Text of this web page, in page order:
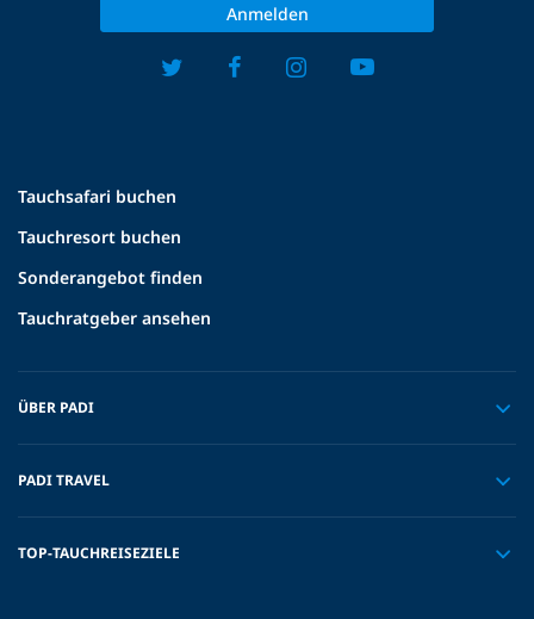
Tauchsafari buchen
Tauchresort buchen
Sonderangebot finden
Tauchratgeber ansehen
ÜBER PADI
PADI TRAVEL
TOP-TAUCHREISEZIELE
Anmelden